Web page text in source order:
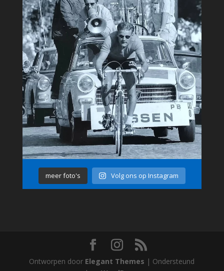
meer foto's Volg ons op Instagram
Ontworpen door Elegant Themes | Ondersteund